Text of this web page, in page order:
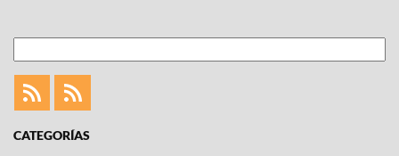
Feed
Feed
CATEGORÍAS